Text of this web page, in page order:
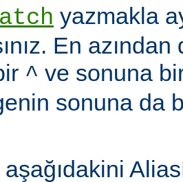
yazmakla
En
^ ve sonuna
sonuna da